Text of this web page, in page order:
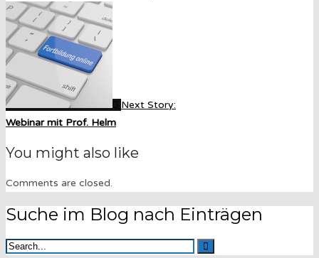
Next Story:
Webinar mit Prof. Helm
You might also like
Comments are closed.
Suche im Blog nach Einträgen